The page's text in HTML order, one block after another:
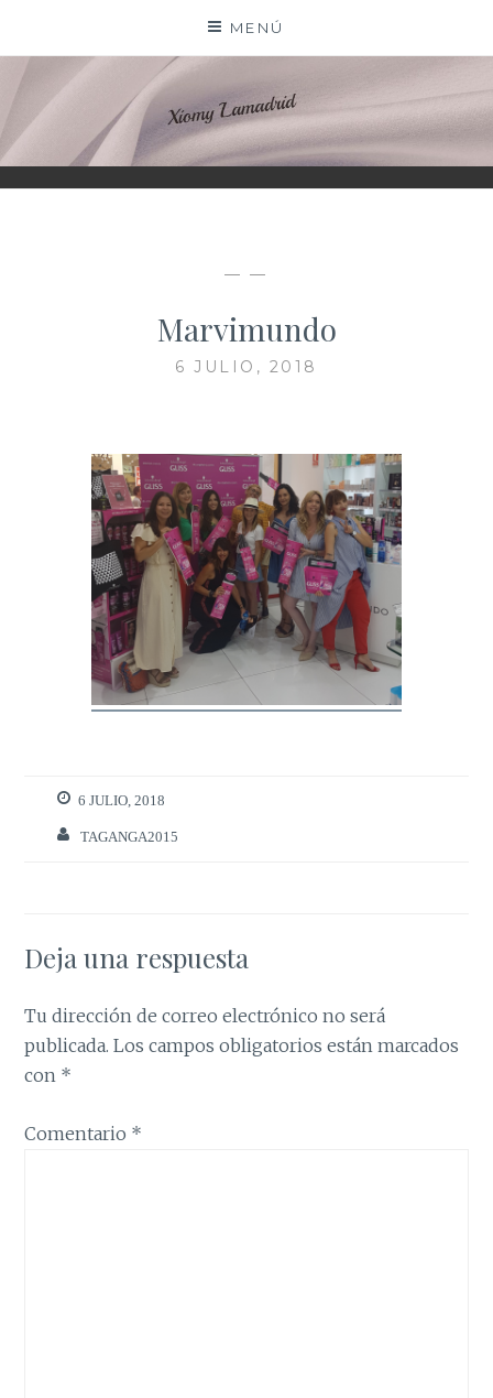
contenido
MENÚ
XIOMY LAMADRID
— —
Marvimundo
6 JULIO, 2018
6 JULIO, 2018
TAGANGA2015
Deja una respuesta
Tu dirección de correo electrónico no será
publicada. Los campos obligatorios están marcados
con *
Comentario *